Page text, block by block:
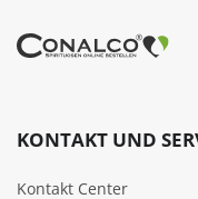
KONTAKT UND
Kontakt Center